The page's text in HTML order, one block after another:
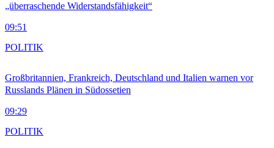
„überraschende Widerstandsfähigkeit“
09:51
Großbritannien, Frankreich, Deutschland und Italien warnen vor
Russlands Plänen in Südossetien
09:29
POLITIK
POLITIK